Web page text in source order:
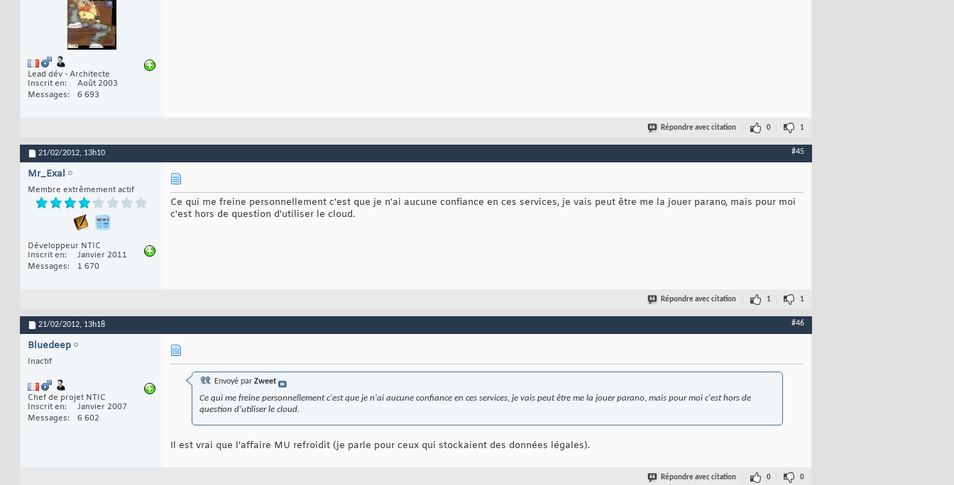
Lead dév - Architecte
Inscrit en
Août 2003
Messages
6 693
Répondre avec citation 0 1
21/02/2012, 13h10 #45
Mr_Exal
Membre extrêmement actif
Développeur NTIC
Inscrit en
Janvier 2011
Messages
1 670
Ce qui me freine personnellement c'est que je n'ai aucune confiance en ces services, je vais peut être me la jouer parano, mais pour moi
c'est hors de question d'utiliser le cloud.
Répondre avec citation 1 1
21/02/2012, 13h18 #46
Bluedeep
Inactif
Chef de projet NTIC
Inscrit en
Janvier 2007
Messages
6 602
Envoyé par Zweet
Ce qui me freine personnellement c'est que je n'ai aucune confiance en ces services, je vais peut être me la jouer parano, mais pour moi c'est hors de
question d'utiliser le cloud.
Il est vrai que l'affaire MU refroidit (je parle pour ceux qui stockaient des données légales).
Répondre avec citation 0 0